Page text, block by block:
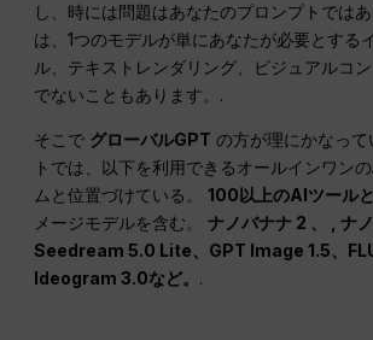
し、時には問題はあなたのプロンプトでは
は、1つのモデルが単にあなたが必要とする
ル、テキストレンダリング、ビジュアルコ
でないこともあります。.
そこで グローバルGPT の方が理にかなっ
トでは、以下を利用できるオールインワン
ムと位置づけている。100以上のAIツール
メージモデルを含む。ナノバナナ 2 、 ,ナ
Seedream 5.0 Lite、GPT Image 1.5、
Ideogram 3.0など。 .